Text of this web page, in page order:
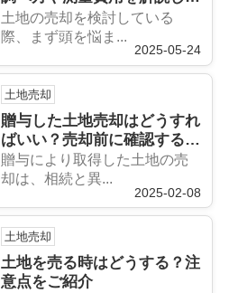
す！
土地の売却を検討している
際、まず頭を悩ま...
2025-05-24
土地売却
贈与した土地売却はどうすれ
ばいい？売却前に確認するポ
イントをご紹介
贈与により取得した土地の売
却は、相続と異...
2025-02-08
土地売却
土地を売る時はどうする？注
意点をご紹介